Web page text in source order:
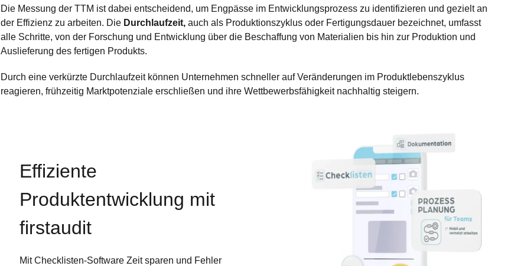
Die Messung der TTM ist dabei entscheidend, um Engpässe im Entwicklungsprozess zu identifizieren und gezielt an
der Effizienz zu arbeiten. Die Durchlaufzeit, auch als Produktionszyklus oder Fertigungsdauer bezeichnet, umfasst
alle Schritte, von der Forschung und Entwicklung über die Beschaffung von Materialien bis hin zur Produktion und
Auslieferung des fertigen Produkts.
Durch eine verkürzte Durchlaufzeit können Unternehmen schneller auf Veränderungen im Produktlebenszyklus
reagieren, frühzeitig Marktpotenziale erschließen und ihre Wettbewerbsfähigkeit nachhaltig steigern.
Effiziente
Produktentwicklung mit
firstaudit
Mit Checklisten-Software Zeit sparen und Fehler